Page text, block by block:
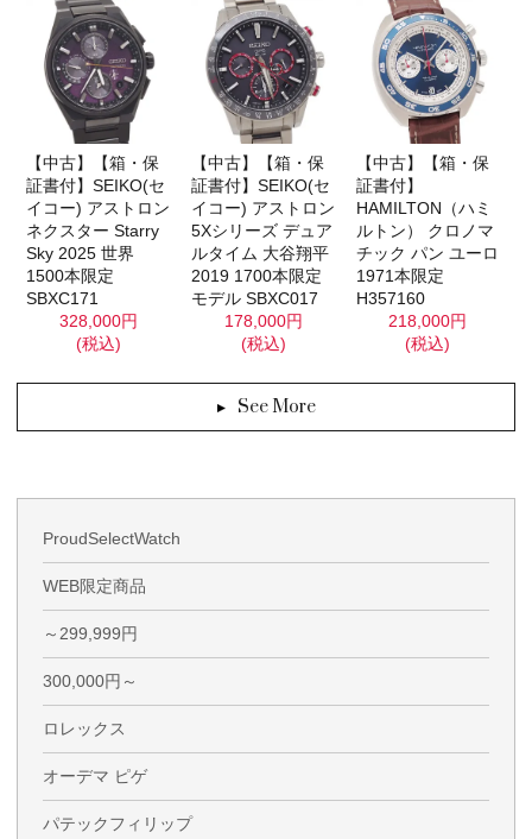
【中古】【箱・保
証書付】SEIKO(セ
イコー) アストロン
ネクスター Starry
Sky 2025 世界
1500本限定
SBXC171
328,000円
(税込)
【中古】【箱・保
証書付】SEIKO(セ
イコー) アストロン
5Xシリーズ デュア
ルタイム 大谷翔平
2019 1700本限定
モデル SBXC017
178,000円
(税込)
【中古】【箱・保
証書付】
HAMILTON（ハミ
ルトン） クロノマ
チック パン ユーロ
1971本限定
H357160
218,000円
(税込)
See More
ProudSelectWatch
WEB限定商品
～299,999円
300,000円～
ロレックス
オーデマ ピゲ
パテックフィリップ